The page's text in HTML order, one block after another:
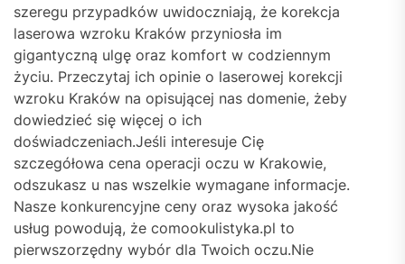
szeregu przypadków uwidoczniają, że korekcja
laserowa wzroku Kraków przyniosła im
gigantyczną ulgę oraz komfort w codziennym
życiu. Przeczytaj ich opinie o laserowej korekcji
wzroku Kraków na opisującej nas domenie, żeby
dowiedzieć się więcej o ich
doświadczeniach.Jeśli interesuje Cię
szczegółowa cena operacji oczu w Krakowie,
odszukasz u nas wszelkie wymagane informacje.
Nasze konkurencyjne ceny oraz wysoka jakość
usług powodują, że comookulistyka.pl to
pierwszorzędny wybór dla Twoich oczu.Nie